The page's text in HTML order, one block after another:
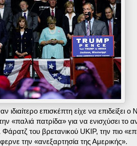
επισκέπτη είχε να επιδείξει
«παλιά πατρίδα» για να ενισχύσει το
του βρετανικού UKIP, την πιο
την «ανεξαρτησία της Αμερικής».